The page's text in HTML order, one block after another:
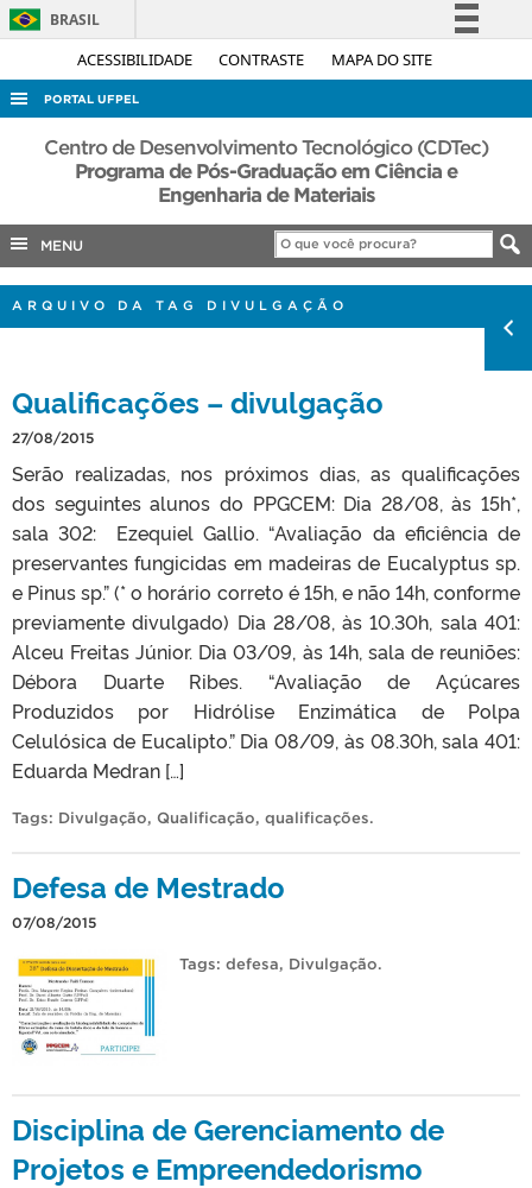
ACESSIBILIDADE CONTRASTE MAPA DO SITE
BRASIL
Simplifique!
Acesso à informação
Legislação
Canais
PORTAL UFPEL
ACESSO À INFORMAÇÃO
AUDITORIA
EDITAIS
Centro de Desenvolvimento Tecnológico (CDTec)
Programa de Pós-Graduação em Ciência e
Engenharia de Materiais
MENU
ARQUIVO DA TAG DIVULGAÇÃO
Qualificações – divulgação
27/08/2015
Serão realizadas, nos próximos dias, as qualificações
dos seguintes alunos do PPGCEM: Dia 28/08, às 15h*,
sala 302: Ezequiel Gallio. “Avaliação da eficiência de
preservantes fungicidas em madeiras de Eucalyptus sp.
e Pinus sp.” (* o horário correto é 15h, e não 14h, conforme
previamente divulgado) Dia 28/08, às 10.30h, sala 401:
Alceu Freitas Júnior. Dia 03/09, às 14h, sala de reuniões:
Débora Duarte Ribes. “Avaliação de Açúcares
Produzidos por Hidrólise Enzimática de Polpa
Celulósica de Eucalipto.” Dia 08/09, às 08.30h, sala 401:
Eduarda Medran […]
Tags: Divulgação, Qualificação, qualificações.
Defesa de Mestrado
07/08/2015
Tags: defesa, Divulgação.
Disciplina de Gerenciamento de
Projetos e Empreendedorismo